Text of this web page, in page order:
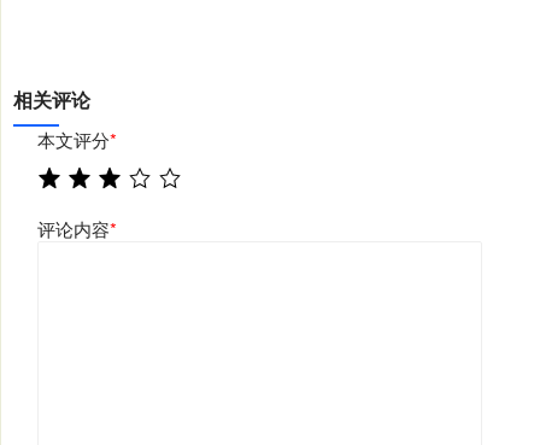
相关评论
本文评分*
评论内容*